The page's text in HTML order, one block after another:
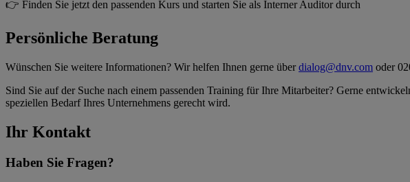
👉 Finden Sie jetzt den passenden Kurs und starten Sie als Interner Auditor durch
Persönliche Beratung
Wünschen Sie weitere Informationen? Wir helfen Ihnen gerne überdialog@dnv.com oder
Sind Sie auf der Suche nach einem passenden Training für Ihre Mitarbeiter? Gerne
speziellen Bedarf Ihres Unternehmens gerecht wird.
Ihr Kontakt
Haben Sie Fragen?